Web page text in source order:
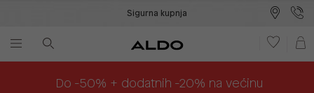
Sigurna kupnja
Do -50% + dodatnih -20% na većinu